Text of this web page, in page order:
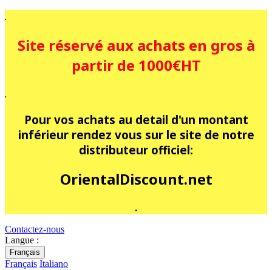
.
Site réservé aux achats en gros à
partir de 1000€HT
.
Pour vos achats au detail d'un montant
inférieur rendez vous sur le site de notre
distributeur officiel:
OrientalDiscount.net
.
Contactez-nous
Langue :
Français
Français Italiano